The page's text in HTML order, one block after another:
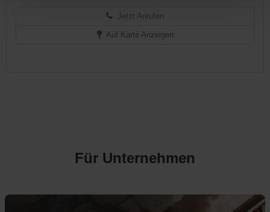
Jetzt Anrufen
Auf Karte Anzeigen
Für Unternehmen